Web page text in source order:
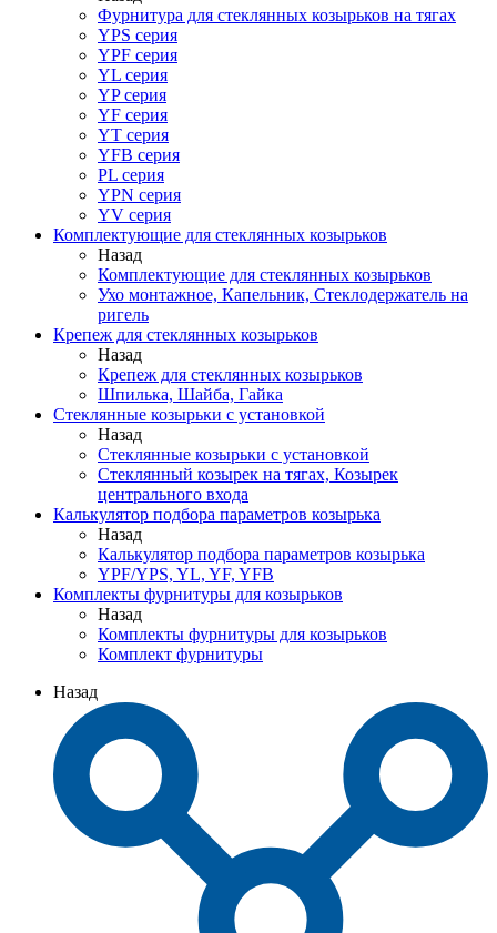
Фурнитура для стеклянных козырьков на тягах
YPS серия
YPF серия
YL серия
YP серия
YF серия
YT серия
YFB серия
PL серия
YPN серия
YV серия
Комплектующие для стеклянных козырьков
Назад
Комплектующие для стеклянных козырьков
Ухо монтажное, Капельник, Стеклодержатель на
ригель
Крепеж для стеклянных козырьков
Назад
Крепеж для стеклянных козырьков
Шпилька, Шайба, Гайка
Стеклянные козырьки с установкой
Назад
Стеклянные козырьки с установкой
Стеклянный козырек на тягах, Козырек
центрального входа
Калькулятор подбора параметров козырька
Назад
Калькулятор подбора параметров козырька
YPF/YPS, YL, YF, YFB
Комплекты фурнитуры для козырьков
Назад
Комплекты фурнитуры для козырьков
Комплект фурнитуры
Назад